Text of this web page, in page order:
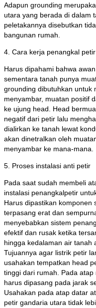
Adapun grounding
utara yang berada di dalam
peletakannya disebutkan
bangunan rumah.
4. Cara kerja penangkal
Harus dipahami bahwa
sementara tanah punya
grounding dibutuhkan untuk
menyambar, muatan positif
ke ujung head. Head
negatif dari petir lalu
dialirkan ke tanah lewat
akan dinetralkan oleh
menyambar ke mana-mana.
5. Proses instalasi anti petir
Pada saat sudah membeli
instalasi penangkalpetir
Harus dipastikan komponen
terpasang erat dan
menyebabkan sistem
efektif dan rusak ketika
hingga kedalaman air tanah
Tujuannya agar listrik petir
usahakan tempatkan head
tinggi dari rumah. Pada
harus dipasang pada jarak
Usahakan pada atap datar
petir gandaria utara tidak